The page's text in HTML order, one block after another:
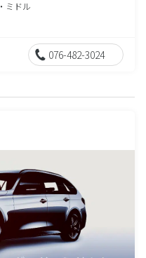
ミドル
076-482-3024